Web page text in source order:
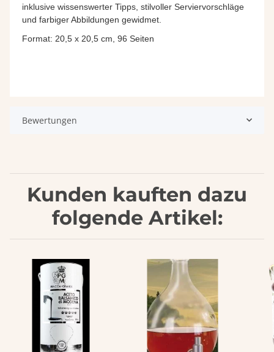
inklusive wissenswerter Tipps, stilvoller Serviervorschläge
und farbiger Abbildungen gewidmet.
Format: 20,5 x 20,5 cm, 96 Seiten
Bewertungen
Kunden kauften dazu
folgende Artikel: